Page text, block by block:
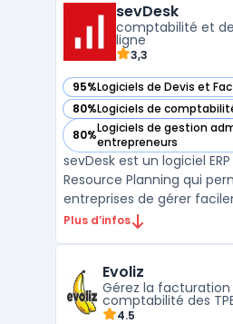
administratives
des documents
sevDesk
comptabilité et
ligne
3,3
95%Logiciels de Devis et
— voir sevDesk dans cette
80%Logiciels de
— voir sevDesk dans cette
80%Logiciels de gestion
entrepreneurs
— voir sevDesk dans cette
sevDesk est un logiciel
Resource Planning qui
entreprises de gérer
comptabilité et leurs
factures, les paiements,
gestion de l ...
Plus d’infos
Evoliz
Gérez la
comptabilité des
4.5